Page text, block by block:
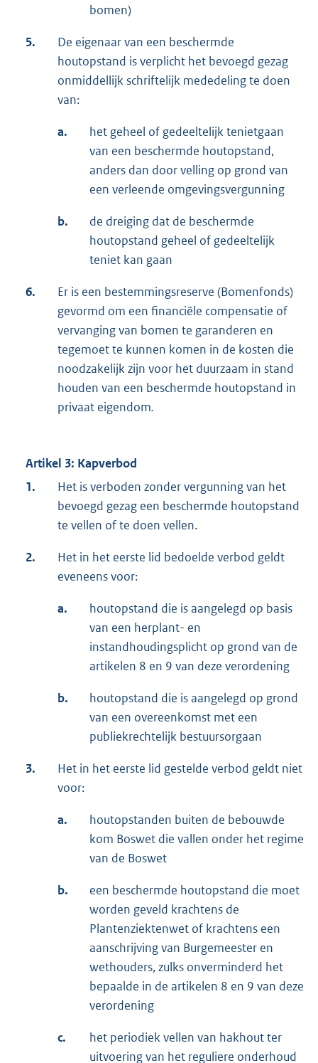
bomen)
5.
De eigenaar van een beschermde
houtopstand is verplicht het bevoegd gezag
onmiddellijk schriftelijk mededeling te doen
van:
a.
het geheel of gedeeltelijk tenietgaan
van een beschermde houtopstand,
anders dan door velling op grond van
een verleende omgevingsvergunning
b.
de dreiging dat de beschermde
houtopstand geheel of gedeeltelijk
teniet kan gaan
6.
Er is een bestemmingsreserve (Bomenfonds)
gevormd om een financiële compensatie of
vervanging van bomen te garanderen en
tegemoet te kunnen komen in de kosten die
noodzakelijk zijn voor het duurzaam in stand
houden van een beschermde houtopstand in
privaat eigendom.
Artikel 3: Kapverbod
1.
Het is verboden zonder vergunning van het
bevoegd gezag een beschermde houtopstand
te vellen of te doen vellen.
2.
Het in het eerste lid bedoelde verbod geldt
eveneens voor:
a.
houtopstand die is aangelegd op basis
van een herplant- en
instandhoudingsplicht op grond van de
artikelen 8 en 9 van deze verordening
b.
houtopstand die is aangelegd op grond
van een overeenkomst met een
publiekrechtelijk bestuursorgaan
3.
Het in het eerste lid gestelde verbod geldt niet
voor:
a.
houtopstanden buiten de bebouwde
kom Boswet die vallen onder het regime
van de Boswet
b.
een beschermde houtopstand die moet
worden geveld krachtens de
Plantenziektenwet of krachtens een
aanschrijving van Burgemeester en
wethouders, zulks onverminderd het
bepaalde in de artikelen 8 en 9 van deze
verordening
c.
het periodiek vellen van hakhout ter
uitvoering van het reguliere onderhoud